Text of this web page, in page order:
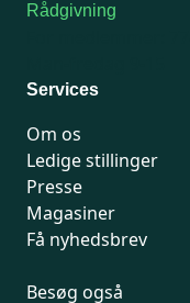
Rådgivning
Services
Om os
Ledige stillinger
Presse
Magasiner
Få nyhedsbrev
Besøg også